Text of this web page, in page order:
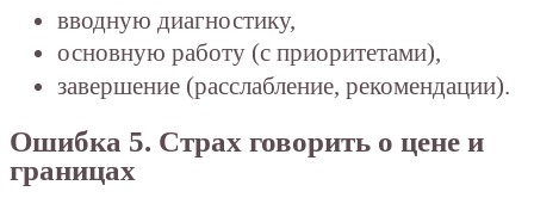
вводную диагностику,
основную работу (с приоритетами),
завершение (расслабление, рекомендации).
Ошибка 5. Страх говорить о цене и
границах